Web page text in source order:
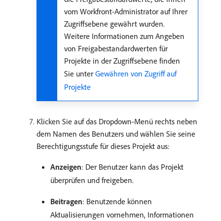
vom Workfront-Administrator auf Ihrer
Zugriffsebene gewährt wurden.
Weitere Informationen zum Angeben
von Freigabestandardwerten für
Projekte in der Zugriffsebene finden
Sie unter Gewähren von Zugriff auf
Projekte
Klicken Sie auf das Dropdown-Menü rechts neben
dem Namen des Benutzers und wählen Sie seine
Berechtigungsstufe für dieses Projekt aus:
Anzeigen: Der Benutzer kann das Projekt
überprüfen und freigeben.
Beitragen: Benutzende können
Aktualisierungen vornehmen, Informationen